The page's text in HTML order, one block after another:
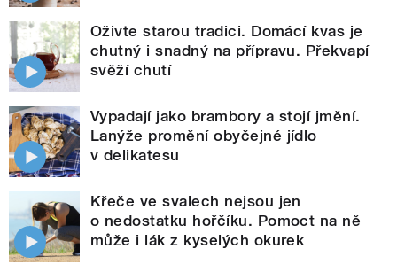
Oživte starou tradici. Domácí kvas je
chutný i snadný na přípravu. Překvapí
svěží chutí
Vypadají jako brambory a stojí jmění.
Lanýže promění obyčejné jídlo
v delikatesu
Křeče ve svalech nejsou jen
o nedostatku hořčíku. Pomoct na ně
může i lák z kyselých okurek